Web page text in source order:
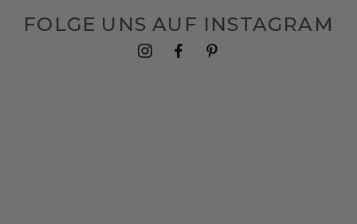
FOLGE UNS AUF INSTAGRAM